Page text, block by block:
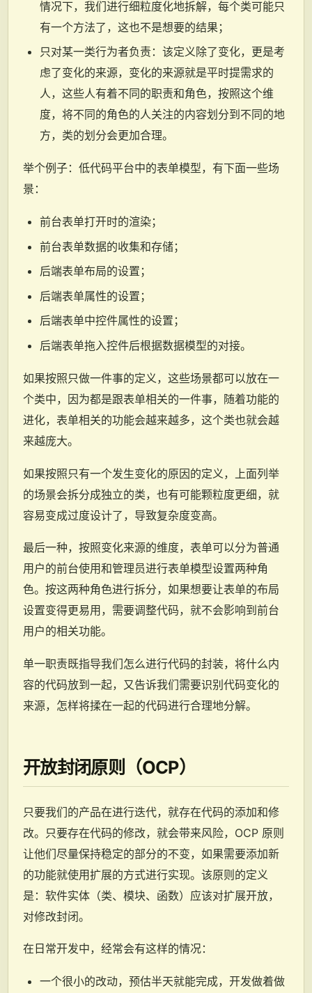
情况下，我们进行细粒度化地拆解，每个类可能只
有一个方法了，这也不是想要的结果；
只对某一类行为者负责：该定义除了变化，更是考
虑了变化的来源，变化的来源就是平时提需求的
人，这些人有着不同的职责和角色，按照这个维
度，将不同的角色的人关注的内容划分到不同的地
方，类的划分会更加合理。
举个例子：低代码平台中的表单模型，有下面一些场
景：
前台表单打开时的渲染；
前台表单数据的收集和存储；
后端表单布局的设置；
后端表单属性的设置；
后端表单中控件属性的设置；
后端表单拖入控件后根据数据模型的对接。
如果按照只做一件事的定义，这些场景都可以放在一
个类中，因为都是跟表单相关的一件事，随着功能的
进化，表单相关的功能会越来越多，这个类也就会越
来越庞大。
如果按照只有一个发生变化的原因的定义，上面列举
的场景会拆分成独立的类，也有可能颗粒度更细，就
容易变成过度设计了，导致复杂度变高。
最后一种，按照变化来源的维度，表单可以分为普通
用户的前台使用和管理员进行表单模型设置两种角
色。按这两种角色进行拆分，如果想要让表单的布局
设置变得更易用，需要调整代码，就不会影响到前台
用户的相关功能。
单一职责既指导我们怎么进行代码的封装，将什么内
容的代码放到一起，又告诉我们需要识别代码变化的
来源，怎样将揉在一起的代码进行合理地分解。
开放封闭原则（OCP）
只要我们的产品在进行迭代，就存在代码的添加和修
改。只要存在代码的修改，就会带来风险，OCP 原则
让他们尽量保持稳定的部分的不变，如果需要添加新
的功能就使用扩展的方式进行实现。该原则的定义
是：软件实体（类、模块、函数）应该对扩展开放，
对修改封闭。
在日常开发中，经常会有这样的情况：
一个很小的改动，预估半天就能完成，开发做着做